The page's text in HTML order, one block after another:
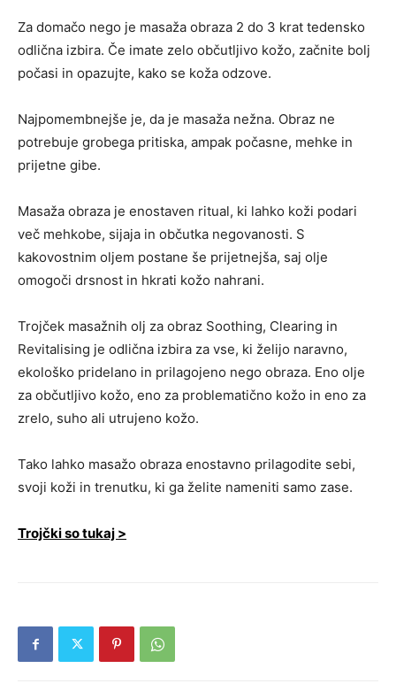
Za domačo nego je masaža obraza 2 do 3 krat tedensko
odlična izbira. Če imate zelo občutljivo kožo, začnite bolj
počasi in opazujte, kako se koža odzove.
Najpomembnejše je, da je masaža nežna. Obraz ne
potrebuje grobega pritiska, ampak počasne, mehke in
prijetne gibe.
Masaža obraza je enostaven ritual, ki lahko koži podari
več mehkobe, sijaja in občutka negovanosti. S
kakovostnim oljem postane še prijetnejša, saj olje
omogoči drsnost in hkrati kožo nahrani.
Trojček masažnih olj za obraz Soothing, Clearing in
Revitalising je odlična izbira za vse, ki želijo naravno,
ekološko pridelano in prilagojeno nego obraza. Eno olje
za občutljivo kožo, eno za problematično kožo in eno za
zrelo, suho ali utrujeno kožo.
Tako lahko masažo obraza enostavno prilagodite sebi,
svoji koži in trenutku, ki ga želite nameniti samo zase.
Trojčki so tukaj >